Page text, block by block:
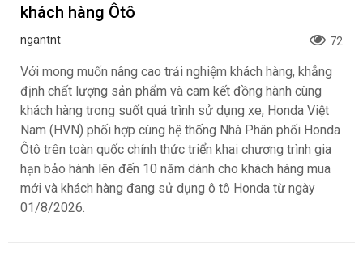
khách hàng Ôtô
ngantnt 72
Với mong muốn nâng cao trải nghiệm khách hàng, khẳng
định chất lượng sản phẩm và cam kết đồng hành cùng
khách hàng trong suốt quá trình sử dụng xe, Honda Việt
Nam (HVN) phối hợp cùng hệ thống Nhà Phân phối Honda
Ôtô trên toàn quốc chính thức triển khai chương trình gia
hạn bảo hành lên đến 10 năm dành cho khách hàng mua
mới và khách hàng đang sử dụng ô tô Honda từ ngày
01/8/2026.